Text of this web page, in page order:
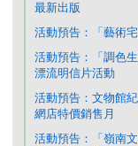
最新出版
活動預告：「藝術宅
活動預告：「調色
漂流明信片活動
活動預告：文物館
網店特價銷售月
活動預告：「嶺南